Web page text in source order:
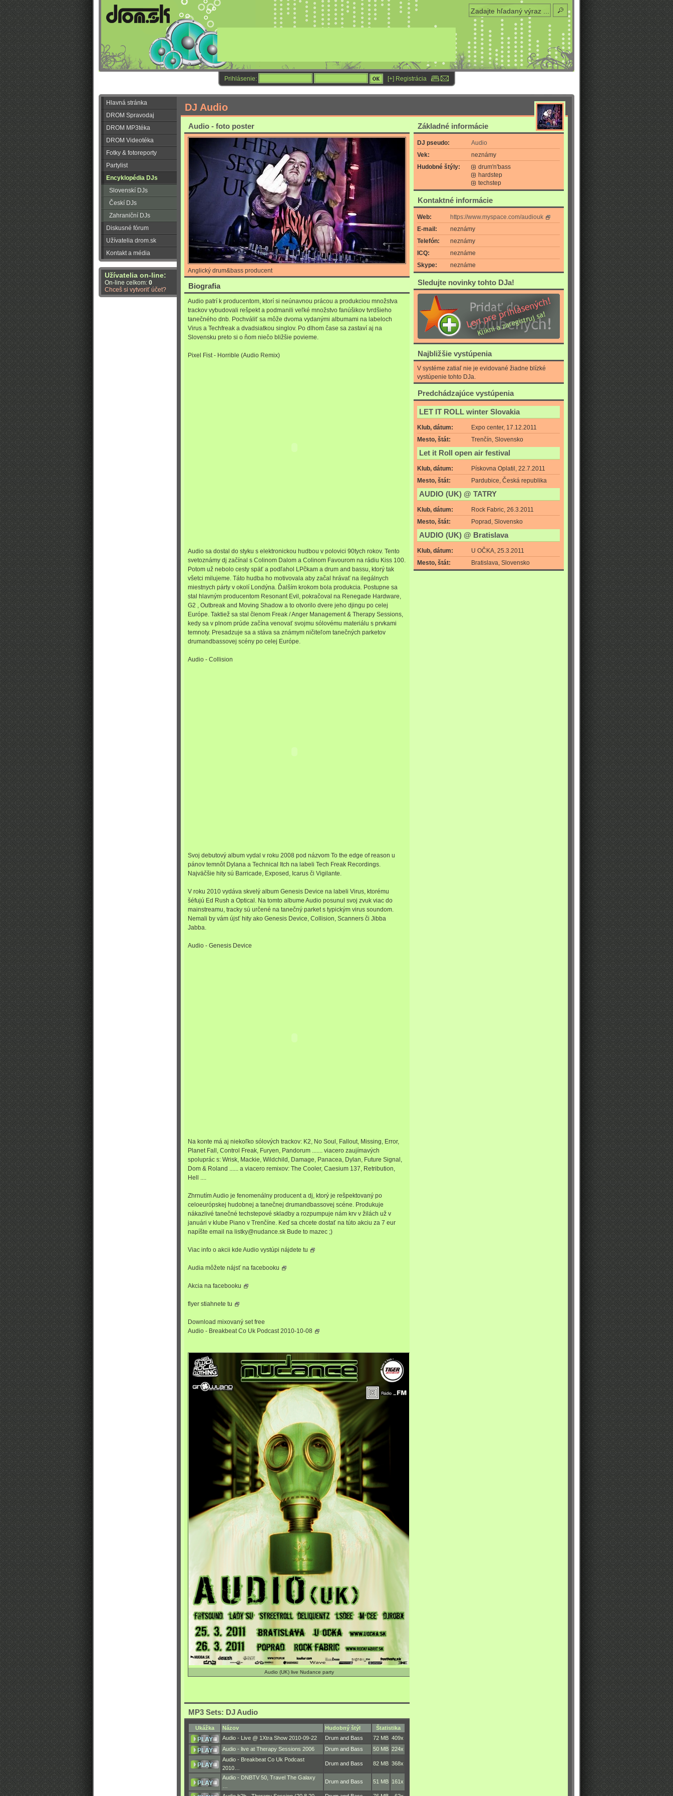
Prihlásenie: [+] Registrácia
Hlavná stránka
DROM Spravodaj
DROM MP3téka
DROM Videotéka
Fotky & fotoreporty
Partylist
Encyklopédia DJs
Slovenskí DJs
Českí DJs
Zahraniční DJs
Diskusné fórum
Užívatelia drom.sk
Kontakt a média
Užívatelia on-line:
On-line celkom: 0
Chceš si vytvoriť účet?
DJ Audio
Audio - foto poster
Anglický drum&bass producent
Biografia
Audio patrí k producentom, ktorí si neúnavnou prácou a produkciou množstva
trackov vybudovali rešpekt a podmanili veľké množstvo fanúšikov tvrdšieho
tanečného dnb. Pochváliť sa môže dvoma vydanými albumami na labeloch
Virus a Techfreak a dvadsiatkou singlov. Po dlhom čase sa zastaví aj na
Slovensku preto si o ňom niečo bližšie povieme.
Pixel Fist - Horrible (Audio Remix)
Audio sa dostal do styku s elektronickou hudbou v polovici 90tych rokov. Tento
svetoznámy dj začínal s Colinom Dalom a Colinom Favourom na rádiu Kiss 100.
Potom už nebolo cesty späť a podľahol LPčkam a drum and bassu, ktorý tak
všetci milujeme. Táto hudba ho motivovala aby začal hrávať na ilegálnych
miestnych párty v okolí Londýna. Ďalším krokom bola produkcia. Postupne sa
stal hlavným producentom Resonant Evil, pokračoval na Renegade Hardware,
G2 , Outbreak and Moving Shadow a to otvorilo dvere jeho djingu po celej
Európe. Taktiež sa stal členom Freak / Anger Management & Therapy Sessions,
kedy sa v plnom prúde začína venovať svojmu sólovému materiálu s prvkami
temnoty. Presadzuje sa a stáva sa známym ničiteľom tanečných parketov
drumandbassovej scény po celej Európe.
Audio - Collision
Svoj debutový album vydal v roku 2008 pod názvom To the edge of reason u
pánov temnôt Dylana a Technical Itch na labeli Tech Freak Recordings.
Najväčšie hity sú Barricade, Exposed, Icarus či Vigilante.
V roku 2010 vydáva skvelý album Genesis Device na labeli Virus, ktorému
šéfujú Ed Rush a Optical. Na tomto albume Audio posunul svoj zvuk viac do
mainstreamu, tracky sú určené na tanečný parket s typickým virus soundom.
Nemali by vám újsť hity ako Genesis Device, Collision, Scanners či Jibba
Jabba.
Audio - Genesis Device
Na konte má aj niekoľko sólových trackov: K2, No Soul, Fallout, Missing, Error,
Planet Fall, Control Freak, Furyen, Pandorum ....... viacero zaujímavých
spoluprác s: Wrisk, Mackie, Wildchild, Damage, Panacea, Dylan, Future Signal,
Dom & Roland ...... a viacero remixov: The Cooler, Caesium 137, Retribution,
Hell ....
Zhrnutím Audio je fenomenálny producent a dj, ktorý je rešpektovaný po
celoeurópskej hudobnej a tanečnej drumandbassovej scéne. Produkuje
nákazlivé tanečné techstepové skladby a rozpumpuje nám krv v žilách už v
januári v klube Piano v Trenčíne. Keď sa chcete dostať na túto akciu za 7 eur
napíšte email na listky@nudance.sk Bude to mazec ;)
Viac info o akcii kde Audio vystúpi nájdete tu
Audia môžete nájsť na facebooku
Akcia na facebooku
flyer stiahnete tu
Download mixovaný set free
Audio - Breakbeat Co Uk Podcast 2010-10-08
Audio (UK) live Nudance party
MP3 Sets: DJ Audio
Ukážka Názov Hudobný štýl
Štatistika
Audio - Live @ 1Xtra Show 2010-09-22
Drum and Bass 72 MB 409x
Audio - live at Therapy Sessions 2006
Drum and Bass 50 MB 224x
Audio - Breakbeat Co Uk Podcast
2010…
Drum and Bass 82 MB 368x
Audio - DNBTV 50, Travel The Galaxy
Drum and Bass 51 MB 161x
Základné informácie
DJ pseudo:
Audio
Vek:
neznámy
Hudobné štýly:
drum'n'bass
hardstep
techstep
Kontaktné informácie
Web:
https://www.myspace.com/audiouk
E-mail:
neznámy
Telefón:
neznámy
ICQ:
neznáme
Skype:
neznáme
Sledujte novinky tohto DJa!
Najbližšie vystúpenia
V systéme zatiaľ nie je evidované žiadne blízké
vystúpenie tohto DJa.
Predchádzajúce vystúpenia
LET IT ROLL winter Slovakia
Klub, dátum:
Expo center, 17.12.2011
Mesto, štát:
Trenčín, Slovensko
Let it Roll open air festival
Klub, dátum:
Pískovna Oplatil, 22.7.2011
Mesto, štát:
Pardubice, Česká republika
AUDIO (UK) @ TATRY
Klub, dátum:
Rock Fabric, 26.3.2011
Mesto, štát:
Poprad, Slovensko
AUDIO (UK) @ Bratislava
Klub, dátum:
U OČKA, 25.3.2011
Mesto, štát:
Bratislava, Slovensko